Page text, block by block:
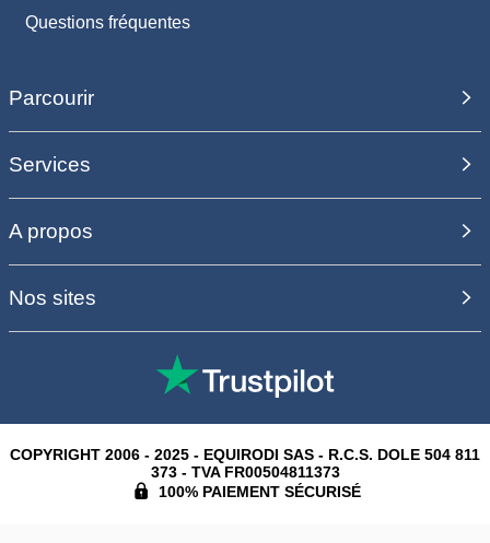
Questions fréquentes
Parcourir
Services
A propos
Nos sites
COPYRIGHT 2006 - 2025 - EQUIRODI SAS - R.C.S. DOLE 504 811
373 - TVA FR00504811373
100% PAIEMENT SÉCURISÉ